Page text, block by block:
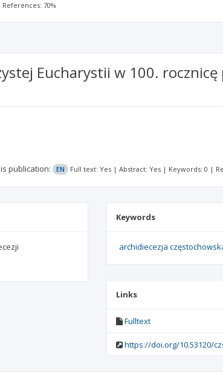
References: 70%
Eucharystii w 100.
publication: EN Full text: Yes | Abstract: Yes | Keywords: 0 |
Keywords
archidiecezja
Links
Fulltext
https://doi.org/10.53120/